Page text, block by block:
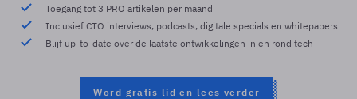
Toegang tot 3 PRO artikelen per maand
Inclusief CTO interviews, podcasts, digitale specials en whitepapers
Blijf up-to-date over de laatste ontwikkelingen in en rond tech
Word gratis lid en lees verder